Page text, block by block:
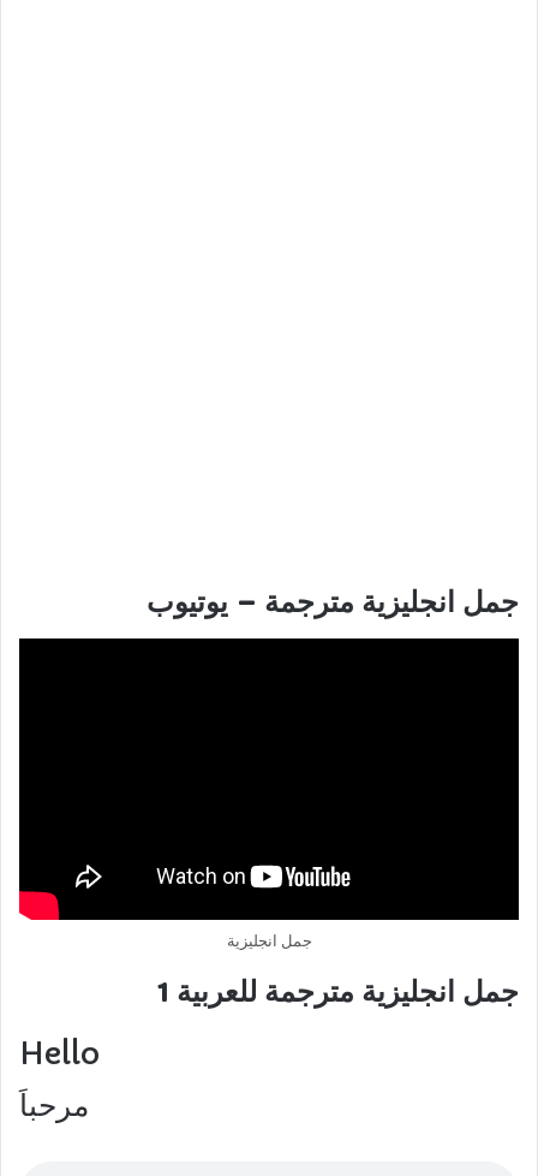
جمل انجليزية مترجمة – يوتيوب
جمل انجليزية
جمل انجليزية مترجمة للعربية 1
Hello
مرحباَ